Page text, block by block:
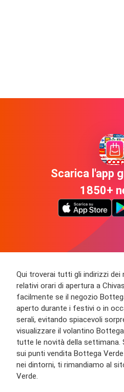
Scarica l'app
1850+
Qui troverai tutti gli indirizzi dei
relativi orari di apertura a
facilmente se il negozio
aperto durante i festivi o in
serali, evitando spiacevoli
visualizzare il volantino
tutte le novità della settimana.
sui punti vendita Bottega
nei dintorni, ti rimandiamo al
Verde.